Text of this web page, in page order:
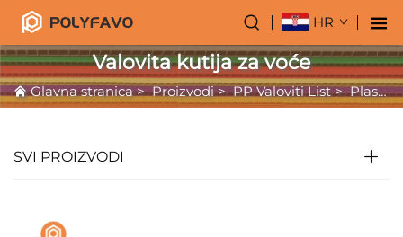
HR
Valovita kutija za voće
Glavna stranica>Proizvodi>PP Valoviti List>Plastična Valovita Kutija
SVI PROIZVODI